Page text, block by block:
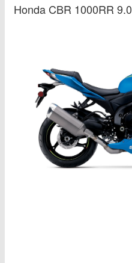
Honda CBR 1000RR 9.0